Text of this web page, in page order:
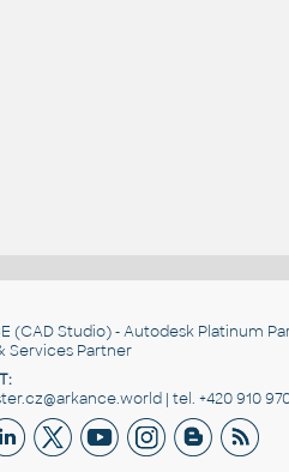
(CAD Studio) - Autodesk Platinum
Services Partner
| tel. +420 910 970